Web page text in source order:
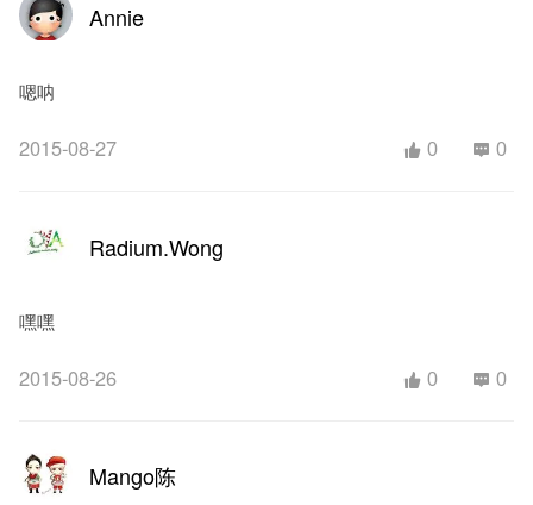
Annie
嗯呐
2015-08-27 0
0
Radium.Wong
嘿嘿
2015-08-26 0
0
Mango陈